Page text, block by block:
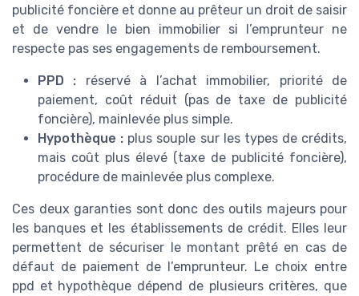
publicité foncière et donne au prêteur un droit de saisir
et de vendre le bien immobilier si l’emprunteur ne
respecte pas ses engagements de remboursement.
PPD : réservé à l’achat immobilier, priorité de
paiement, coût réduit (pas de taxe de publicité
foncière), mainlevée plus simple.
Hypothèque : plus souple sur les types de crédits,
mais coût plus élevé (taxe de publicité foncière),
procédure de mainlevée plus complexe.
Ces deux garanties sont donc des outils majeurs pour
les banques et les établissements de crédit. Elles leur
permettent de sécuriser le montant prêté en cas de
défaut de paiement de l’emprunteur. Le choix entre
ppd et hypothèque dépend de plusieurs critères, que